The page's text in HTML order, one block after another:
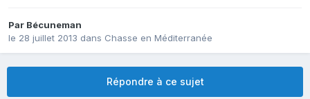
Par Bécuneman
le 28 juillet 2013 dans Chasse en Méditerranée
Répondre à ce sujet